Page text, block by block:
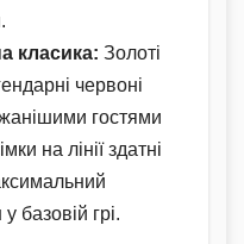
класика: Золоті
червоні
гостями
на лінії здатні
базовій грі.